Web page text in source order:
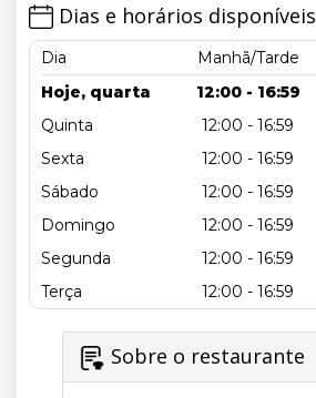
Dias e horários disponíveis
Dia Manhã/Tarde
Hoje, quarta
12:00 - 16:59
Quinta
12:00 - 16:59
Sexta
12:00 - 16:59
Sábado
12:00 - 16:59
Domingo
12:00 - 16:59
Segunda
12:00 - 16:59
Terça
12:00 - 16:59
Sobre o restaurante